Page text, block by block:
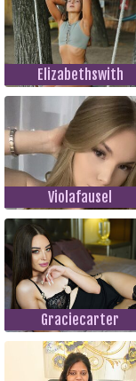
Elizabethswith
Violafausel
Graciecarter